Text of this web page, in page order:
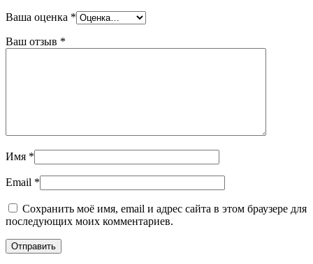
Ваша оценка *
Ваш отзыв *
Имя *
Email *
Сохранить моё имя, email и адрес сайта в этом браузере для
последующих моих комментариев.